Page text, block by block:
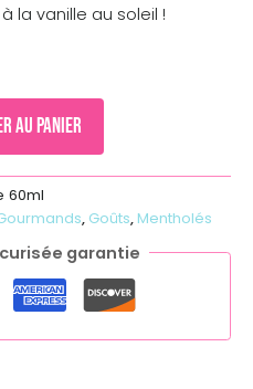
la vanille au soleil !
au panier
60ml
, Goûts, Mentholés
garantie